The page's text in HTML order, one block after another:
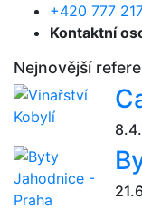
+420 777
Kontaktní
Nejnovější